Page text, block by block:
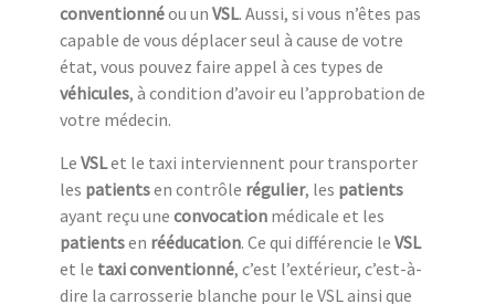
conventionnéou un VSL. Aussi, si vous n’êtes pas
capable de vous déplacer seul à cause de votre
état, vous pouvez faire appel à ces types de
véhicules, à condition d’avoir eu l’approbation de
votre médecin.
Le VSLet le taxi interviennent pour transporter
les patientsen contrôle régulier, les patients
ayant reçu une convocation médicale et les
patientsen rééducation. Ce qui différencie le VSL
et le taxi conventionné, c’est l’extérieur, c’est-à-
dire la carrosserie blanche pour le VSL ainsi que